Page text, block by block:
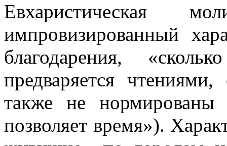
Евхаристическая
импровизированный
благодарения,
предваряется
также не нормированы
позволяет время»).